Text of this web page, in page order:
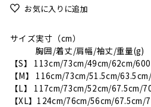
お気に入りに追加
サイズ実寸（cm）
胸囲/着丈/肩幅/袖丈/重量(g)
【S】 113cm/73cm/49cm/62cm/
【M】 116cm/73cm/51.5cm/
【L】 117cm/73cm/52cm/67.5cm/
【XL】124cm/76cm/56cm/67.5cm/